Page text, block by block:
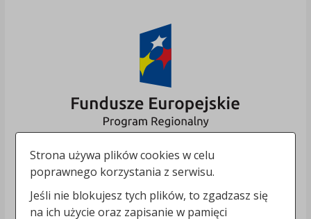
Strona używa plików cookies w celu
poprawnego korzystania z serwisu.
Jeśli nie blokujesz tych plików, to zgadzasz się
na ich użycie oraz zapisanie w pamięci